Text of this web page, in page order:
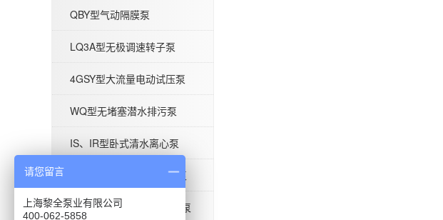
G型不锈钢螺杆泵-污泥螺杆泵
QBY型气动隔膜泵
LQ3A型无极调速转子泵
4GSY型大流量电动试压泵
WQ型无堵塞潜水排污泵
IS、IR型卧式清水离心泵
ISG型单级立式管道离心泵
BAW-S型食品级卫生离心泵
请您留言
上海黎全泵业有限公司
400-062-5858